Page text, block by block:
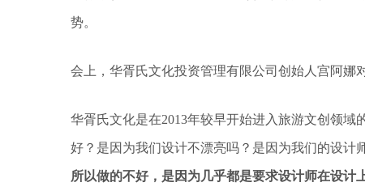
势。
会上，华胥氏文化投资管理有限公司创始人宫阿娜
华胥氏文化是在2013年较早开始进入旅游文创领
好？是因为我们设计不漂亮吗？是因为我们的设计
所以做的不好，是因为几乎都是要求设计师在设